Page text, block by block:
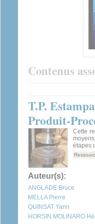
Contenus
T.P.
Produit-
Cette
étapes
Auteur(s):
ANGLADE Bruce
MELLA Pierre
QUINSAT Yann
HORSIN MOLINARO